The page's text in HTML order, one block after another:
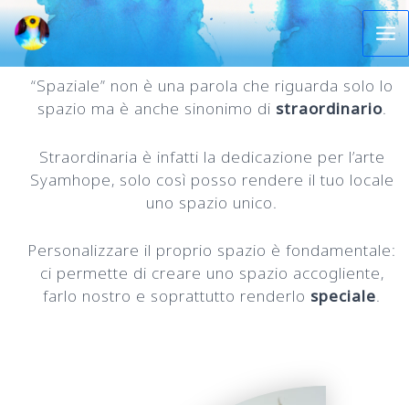
Let's
go
“Spaziale” non è una parola che riguarda solo lo
spazio ma è anche sinonimo di straordinario.
Straordinaria è infatti la dedicazione per l’arte
Syamhope, solo così posso rendere il tuo locale
uno spazio unico.
Personalizzare il proprio spazio è fondamentale:
ci permette di creare uno spazio accogliente,
farlo nostro e soprattutto renderlo speciale.